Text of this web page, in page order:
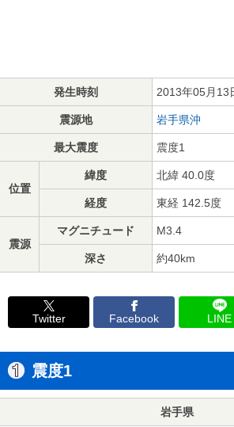
発生時刻 2013年05月13
震源地 岩手県沖
最大震度 震度1
位置
緯度 北緯 40.0度
経度 東経 142.5度
震源
マグニチュード M3.4
深さ 約40km
Twitter Facebook LINE
震度1
岩手県